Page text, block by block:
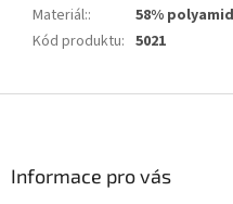
Materiál::
58%
Kód produktu: 5021
Informace pro vás